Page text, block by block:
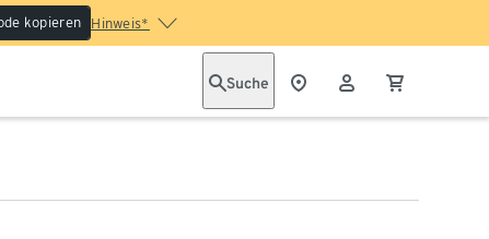
kopieren Hinweis*
Suche